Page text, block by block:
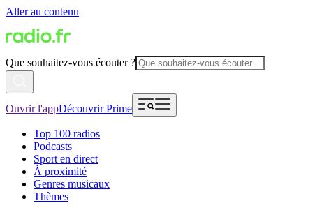
Aller au contenu
Que souhaitez-vous écouter ?
Ouvrir l'appDécouvrir Prime
Top 100 radios
Podcasts
Sport en direct
À proximité
Genres musicaux
Thèmes